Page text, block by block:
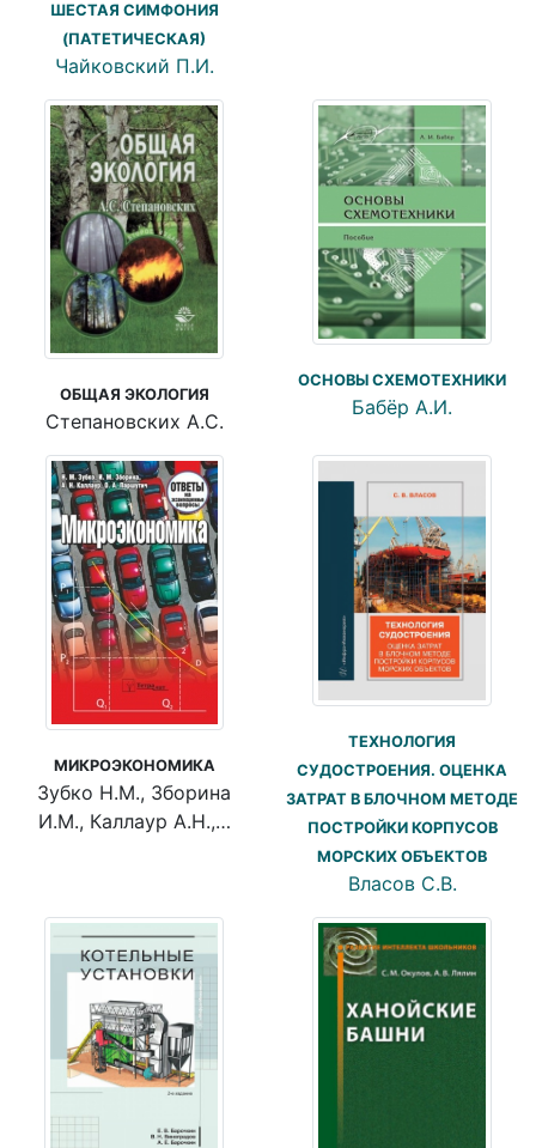
ШЕСТАЯ СИМФОНИЯ
(ПАТЕТИЧЕСКАЯ)
Чайковский П.И.
ОБЩАЯ ЭКОЛОГИЯ
Степановских А.С.
ОСНОВЫ СХЕМОТЕХНИКИ
Бабёр А.И.
МИКРОЭКОНОМИКА
Зубко Н.М., Зборина
И.М., Каллаур А.Н.,…
ТЕХНОЛОГИЯ
СУДОСТРОЕНИЯ. ОЦЕНКА
ЗАТРАТ В БЛОЧНОМ МЕТОДЕ
ПОСТРОЙКИ КОРПУСОВ
МОРСКИХ ОБЪЕКТОВ
Власов С.В.